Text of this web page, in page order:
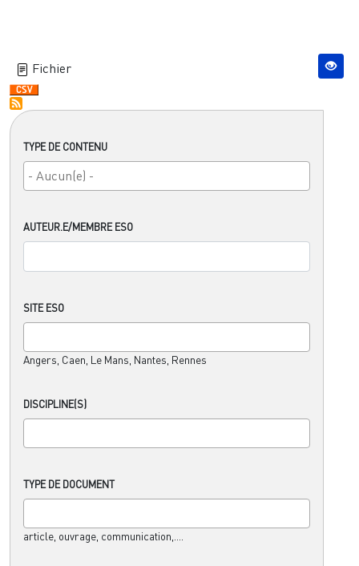
TYPE DE CONTENU
AUTEUR.E/MEMBRE ESO
SITE ESO
Angers, Caen, Le Mans, Nantes, Rennes
DISCIPLINE(S)
TYPE DE DOCUMENT
article, ouvrage, communication,....
Fichier